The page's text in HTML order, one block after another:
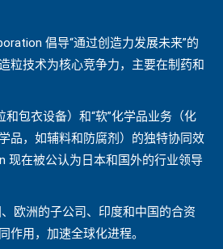
倡导“通过创造力发展未来”的
粒技术为核心竞争力，主要在制药和
和包衣设备）和“软”化学品业务（化
品，如辅料和防腐剂）的独特协同效
现在被公认为日本和国外的行业领导
欧洲的子公司、印度和中国的合资
作用，加速全球化进程。